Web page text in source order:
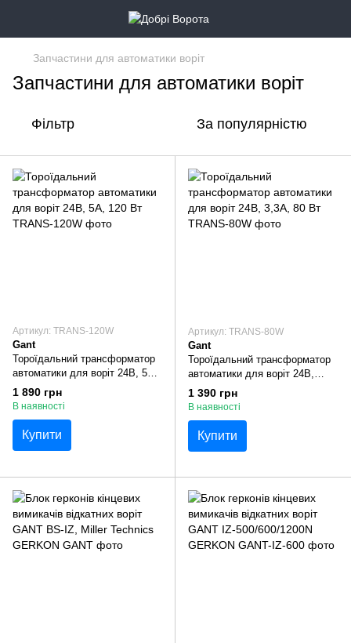
Запчастини для автоматики воріт
Запчастини для автоматики воріт
Фільтр За популярністю
Артикул: TRANS-120W
Gant
Тороїдальний трансформатор
автоматики для воріт 24В, 5А,
120 Вт
1 890 грн
В наявності
Купити
Артикул: TRANS-80W
Gant
Тороїдальний трансформатор
автоматики для воріт 24В,
3,3А, 80 Вт
1 390 грн
В наявності
Купити